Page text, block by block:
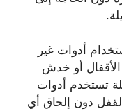
أدوات غير
أو خدش
تستخدم أدوات
دون إلحاق أي